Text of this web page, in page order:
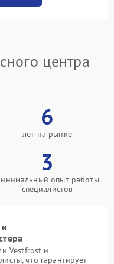
центра
6
лет на рынке
3
опыт работы
специалистов
Vestfrost и
что гарантирует